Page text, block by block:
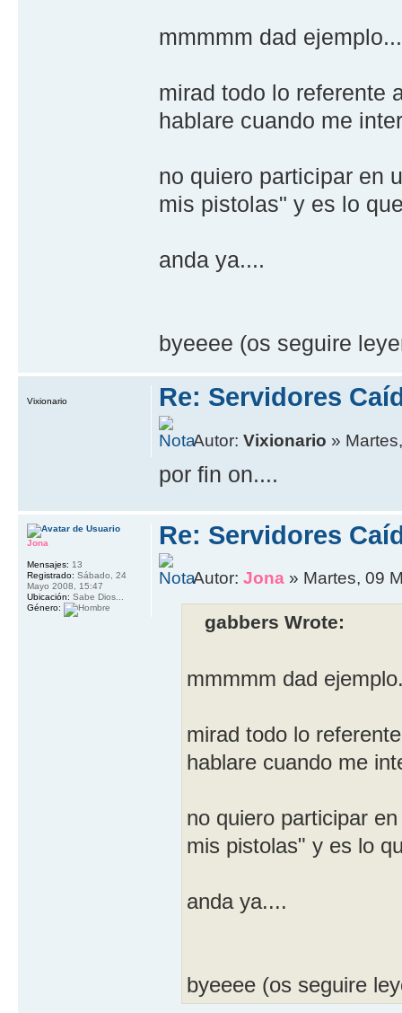
mmmmm dad
mirad todo lo referente
hablare cuando me
no quiero participar en
mis pistolas" y es lo
anda ya....
byeeee (os seguire
Re: Servidores
Autor:Vixionario »
por fin on....
Vixionario
Re: Servidores
Autor:Jona » Martes, 09
gabbers Wrote:
mmmmm dad
mirad todo lo
hablare cuando me
no quiero participar
mis pistolas" y es lo
anda ya....
byeeee (os seguire
Jona
Mensajes: 13
Registrado: Sábado, 24
Mayo 2008, 15:47
Ubicación: Sabe Dios...
Género: